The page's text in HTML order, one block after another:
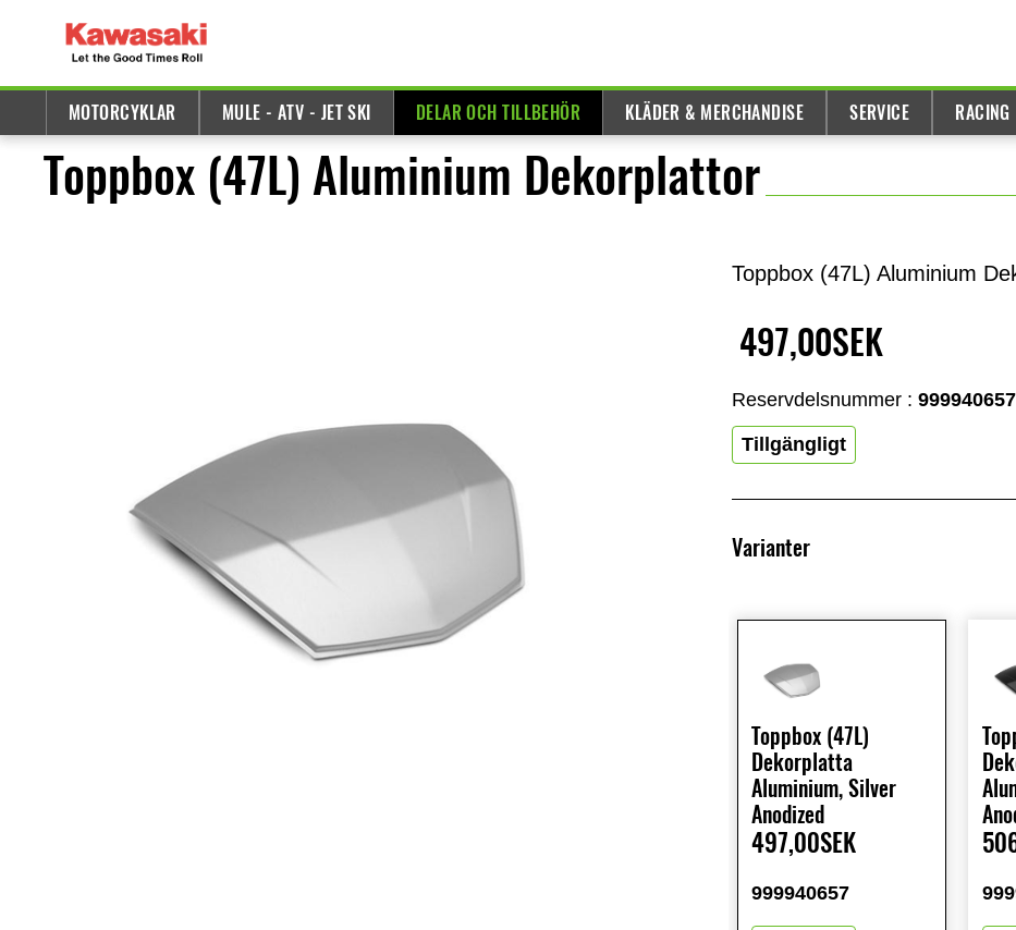
MOTORCYKLAR MULE - ATV - JET SKI DELAR OCH TILLBEHÖR KLÄDER & MERCHANDISE SERVICE RACING
Toppbox (47L) Aluminium Dekorplattor
Toppbox (47L) Aluminium
497,00SEK
Reservdelsnummer : 999940657
Tillgängligt
Varianter
Toppbox (47L)
Dekorplatta
Aluminium, Silver
Anodized
497,00SEK
999940657